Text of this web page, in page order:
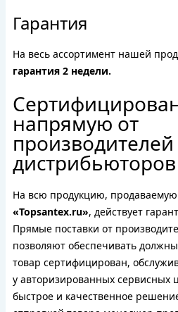
Гарантия
На весь ассортимент нашей
гарантия 2 недели.
напрямую от
дистрибьюторов
На всю продукцию,
«Topsantex.ru», действует
Прямые поставки от
позволяют обеспечивать
товар сертифицирован,
у авторизированных сервисных
быстрое и качественное